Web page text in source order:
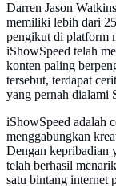
Darren Jason
memiliki lebih dari
pengikut di platform
iShowSpeed telah
konten paling
tersebut, terdapat
yang pernah dialami
iShowSpeed adalah
menggabungkan
Dengan kepribadian
telah berhasil
satu bintang internet